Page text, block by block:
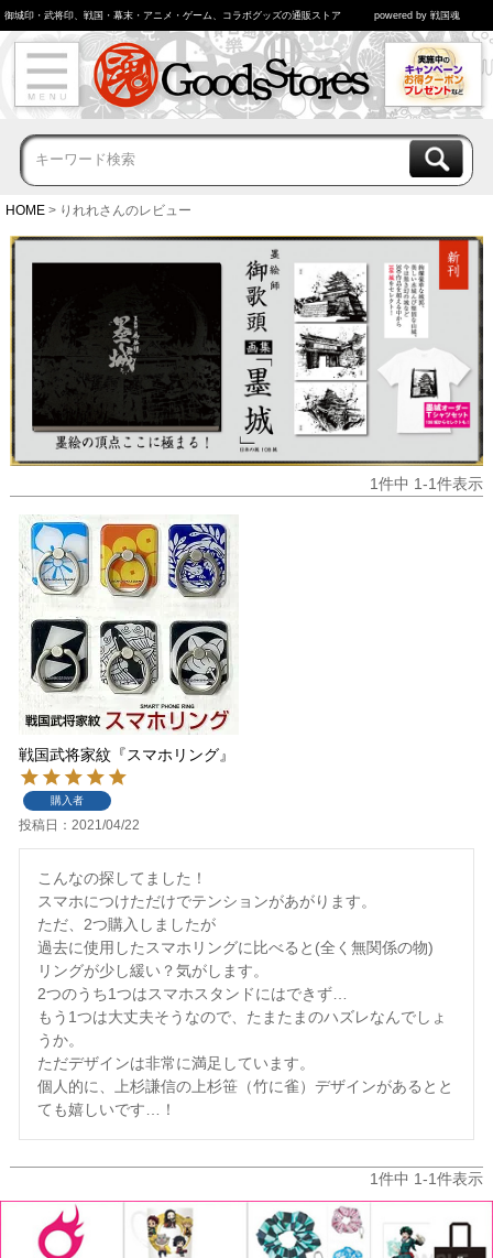
御城印・武将印、戦国・幕末・アニメ・ゲーム、コラボグッズの通販ストア powered by 戦国魂
HOME りれれさんのレビュー
1件中 1-1件表示
戦国武将家紋『スマホリング』
購入者
投稿日 2021/04/22
こんなの探してました！
スマホにつけただけでテンションがあがります。
ただ、2つ購入しましたが
過去に使用したスマホリングに比べると(全く無関係の物)
リングが少し緩い？気がします。
2つのうち1つはスマホスタンドにはできず…
もう1つは大丈夫そうなので、たまたまのハズレなんでしょ
うか。
ただデザインは非常に満足しています。
個人的に、上杉謙信の上杉笹（竹に雀）デザインがあるとと
ても嬉しいです…！
1件中 1-1件表示